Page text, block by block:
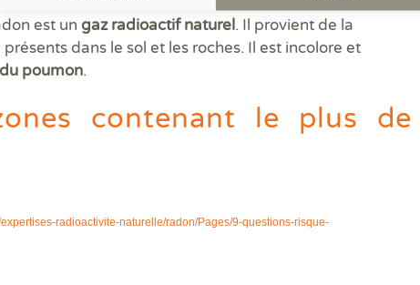
est un gaz radioactif naturel. Il provient de la
dans le sol et les roches. Il est incolore et
poumon.
contenant le plus de
radioactivite-naturelle/radon/Pages/9-questions-risque-